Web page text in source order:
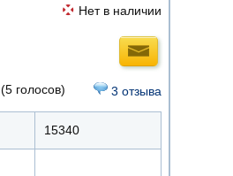
Нет в наличии
(5 голосов) 3 отзыва
15340